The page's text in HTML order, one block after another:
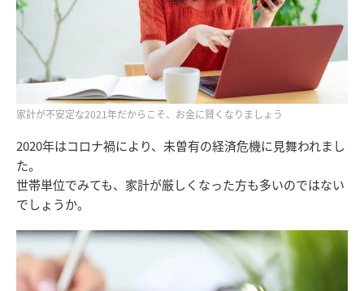
家計が不安定な2021年だからこそ、お金に賢くなりましょう
2020年はコロナ禍により、未曽有の経済危機に見舞われまし
た。
世帯単位でみても、家計が厳しくなった方も多いのではない
でしょうか。